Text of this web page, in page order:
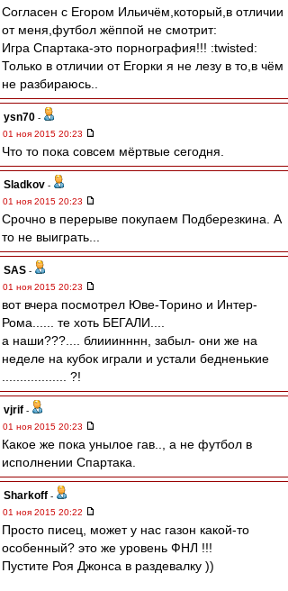
Согласен с Егором Ильичём,который,в отличии
от меня,футбол жёппой не смотрит:
Игра Спартака-это порнография!!! :twisted:
Только в отличии от Егорки я не лезу в то,в чём
не разбираюсь..
ysn70 -
01 ноя 2015 20:23
Что то пока совсем мёртвые сегодня.
Sladkov -
01 ноя 2015 20:23
Срочно в перерыве покупаем Подберезкина. А
то не выиграть...
SAS -
01 ноя 2015 20:23
вот вчера посмотрел Юве-Торино и Интер-
Рома...... те хоть БЕГАЛИ....
а наши???.... блииинннн, забыл- они же на
неделе на кубок играли и устали бедненькие
.................. ?!
vjrif -
01 ноя 2015 20:23
Какое же пока унылое гав.., а не футбол в
исполнении Спартака.
Sharkoff -
01 ноя 2015 20:22
Просто писец, может у нас газон какой-то
особенный? это же уровень ФНЛ !!!
Пустите Роя Джонса в раздевалку ))